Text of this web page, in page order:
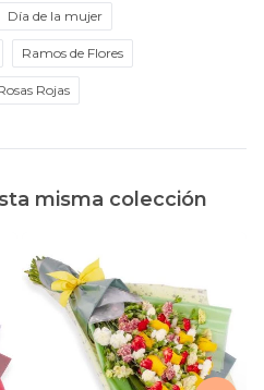
Día de la mujer
Ramos de Flores
Rojas
misma colección